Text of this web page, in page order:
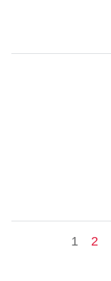
1 2